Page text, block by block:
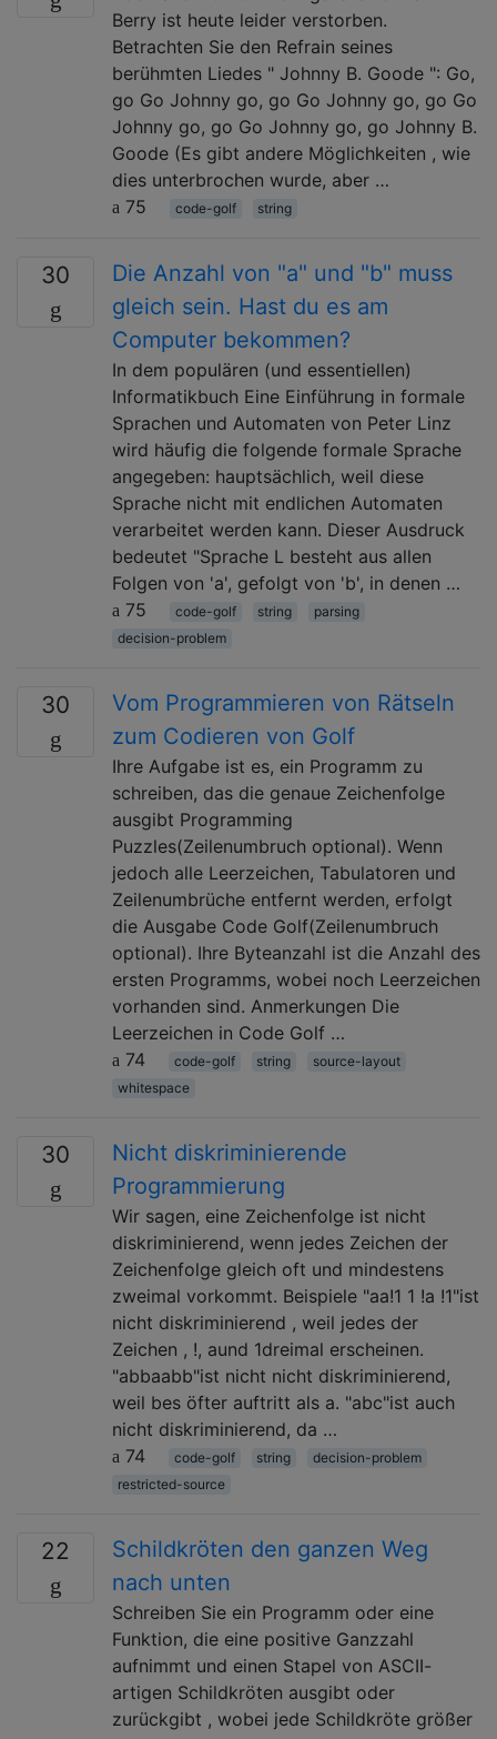
Berry ist heute leider verstorben.
Betrachten Sie den Refrain seines
berühmten Liedes " Johnny B. Goode ": Go,
go Go Johnny go, go Go Johnny go, go Go
Johnny go, go Go Johnny go, go Johnny B.
Goode (Es gibt andere Möglichkeiten , wie
dies unterbrochen wurde, aber …
75
code-golf string
30
Die Anzahl von "a" und "b" muss
gleich sein. Hast du es am
Computer bekommen?
In dem populären (und essentiellen)
Informatikbuch Eine Einführung in formale
Sprachen und Automaten von Peter Linz
wird häufig die folgende formale Sprache
angegeben: hauptsächlich, weil diese
Sprache nicht mit endlichen Automaten
verarbeitet werden kann. Dieser Ausdruck
bedeutet "Sprache L besteht aus allen
Folgen von 'a', gefolgt von 'b', in denen …
75
code-golf string
parsing
decision-problem
30
Vom Programmieren von Rätseln
zum Codieren von Golf
Ihre Aufgabe ist es, ein Programm zu
schreiben, das die genaue Zeichenfolge
ausgibt Programming
Puzzles(Zeilenumbruch optional). Wenn
jedoch alle Leerzeichen, Tabulatoren und
Zeilenumbrüche entfernt werden, erfolgt
die Ausgabe Code Golf(Zeilenumbruch
optional). Ihre Byteanzahl ist die Anzahl des
ersten Programms, wobei noch Leerzeichen
vorhanden sind. Anmerkungen Die
Leerzeichen in Code Golf …
74
code-golf string
source-layout
whitespace
30
Nicht diskriminierende
Programmierung
Wir sagen, eine Zeichenfolge ist nicht
diskriminierend, wenn jedes Zeichen der
Zeichenfolge gleich oft und mindestens
zweimal vorkommt. Beispiele "aa!1 1 !a !1"ist
nicht diskriminierend , weil jedes der
Zeichen , !, aund 1dreimal erscheinen.
"abbaabb"ist nicht nicht diskriminierend,
weil bes öfter auftritt als a. "abc"ist auch
nicht diskriminierend, da …
74
code-golf string
decision-problem
restricted-source
22
Schildkröten den ganzen Weg
nach unten
Schreiben Sie ein Programm oder eine
Funktion, die eine positive Ganzzahl
aufnimmt und einen Stapel von ASCII-
artigen Schildkröten ausgibt oder
zurückgibt , wobei jede Schildkröte größer